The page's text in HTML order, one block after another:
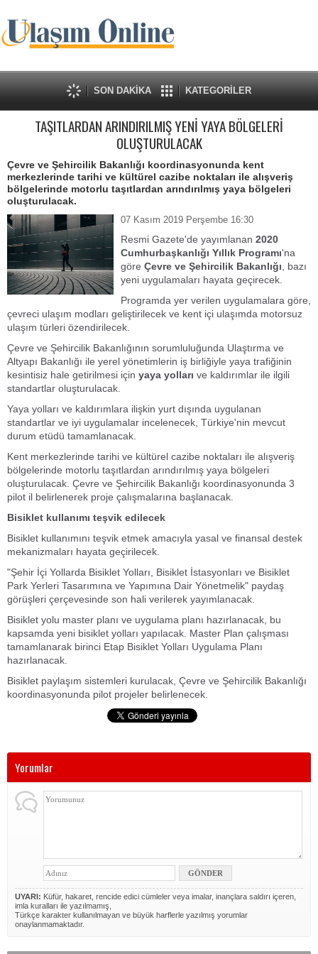
SON DAKİKA KATEGORİLER
TAŞITLARDAN ARINDIRILMIŞ YENİ YAYA BÖLGELERİ
OLUŞTURULACAK
Çevre ve Şehircilik Bakanlığı koordinasyonunda kent
merkezlerinde tarihi ve kültürel cazibe noktaları ile alışveriş
bölgelerinde motorlu taşıtlardan arındırılmış yaya bölgeleri
oluşturulacak.
07 Kasım 2019 Perşembe 16:30
Resmi Gazete'de yayımlanan 2020
Cumhurbaşkanlığı Yıllık Programı'na
göre Çevre ve Şehircilik Bakanlığı , bazı
yeni uygulamaları hayata geçirecek.
Programda yer verilen uygulamalara göre,
çevreci ulaşım modları geliştirilecek ve kent içi ulaşımda motorsuz
ulaşım türleri özendirilecek.
Çevre ve Şehircilik Bakanlığının sorumluluğunda Ulaştırma ve
Altyapı Bakanlığı ile yerel yönetimlerin iş birliğiyle yaya trafiğinin
kesintisiz hale getirilmesi için yaya yolları ve kaldırımlar ile ilgili
standartlar oluşturulacak.
Yaya yolları ve kaldırımlara ilişkin yurt dışında uygulanan
standartlar ve iyi uygulamalar incelenecek, Türkiye'nin mevcut
durum etüdü tamamlanacak.
Kent merkezlerinde tarihi ve kültürel cazibe noktaları ile alışveriş
bölgelerinde motorlu taşıtlardan arındırılmış yaya bölgeleri
oluşturulacak. Çevre ve Şehircilik Bakanlığı koordinasyonunda 3
pilot il belirlenerek proje çalışmalarına başlanacak.
Bisiklet kullanımı teşvik edilecek
Bisiklet kullanımını teşvik etmek amacıyla yasal ve finansal destek
mekanizmaları hayata geçirilecek.
"Şehir İçi Yollarda Bisiklet Yolları, Bisiklet İstasyonları ve Bisiklet
Park Yerleri Tasarımına ve Yapımına Dair Yönetmelik" paydaş
görüşleri çerçevesinde son hali verilerek yayımlanacak.
Bisiklet yolu master planı ve uygulama planı hazırlanacak, bu
kapsamda yeni bisiklet yolları yapılacak. Master Plan çalışması
tamamlanarak birinci Etap Bisiklet Yolları Uygulama Planı
hazırlanacak.
Bisiklet paylaşım sistemleri kurulacak, Çevre ve Şehircilik Bakanlığı
koordinasyonunda pilot projeler belirlenecek.
Yorumlar
UYARI: Küfür, hakaret, rencide edici cümleler veya imalar, inançlara saldırı içeren,
imla kuralları ile yazılmamış,
Türkçe karakter kullanılmayan ve büyük harflerle yazılmış yorumlar
onaylanmamaktadır.